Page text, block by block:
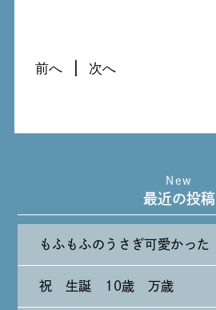
前へ 次へ
New
最近の投稿
もふもふのうさぎ可愛かった
祝 生誕 10歳 万歳